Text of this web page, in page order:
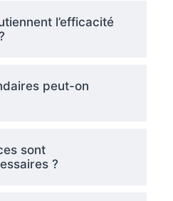
l’efficacité
peut-on
sont
?